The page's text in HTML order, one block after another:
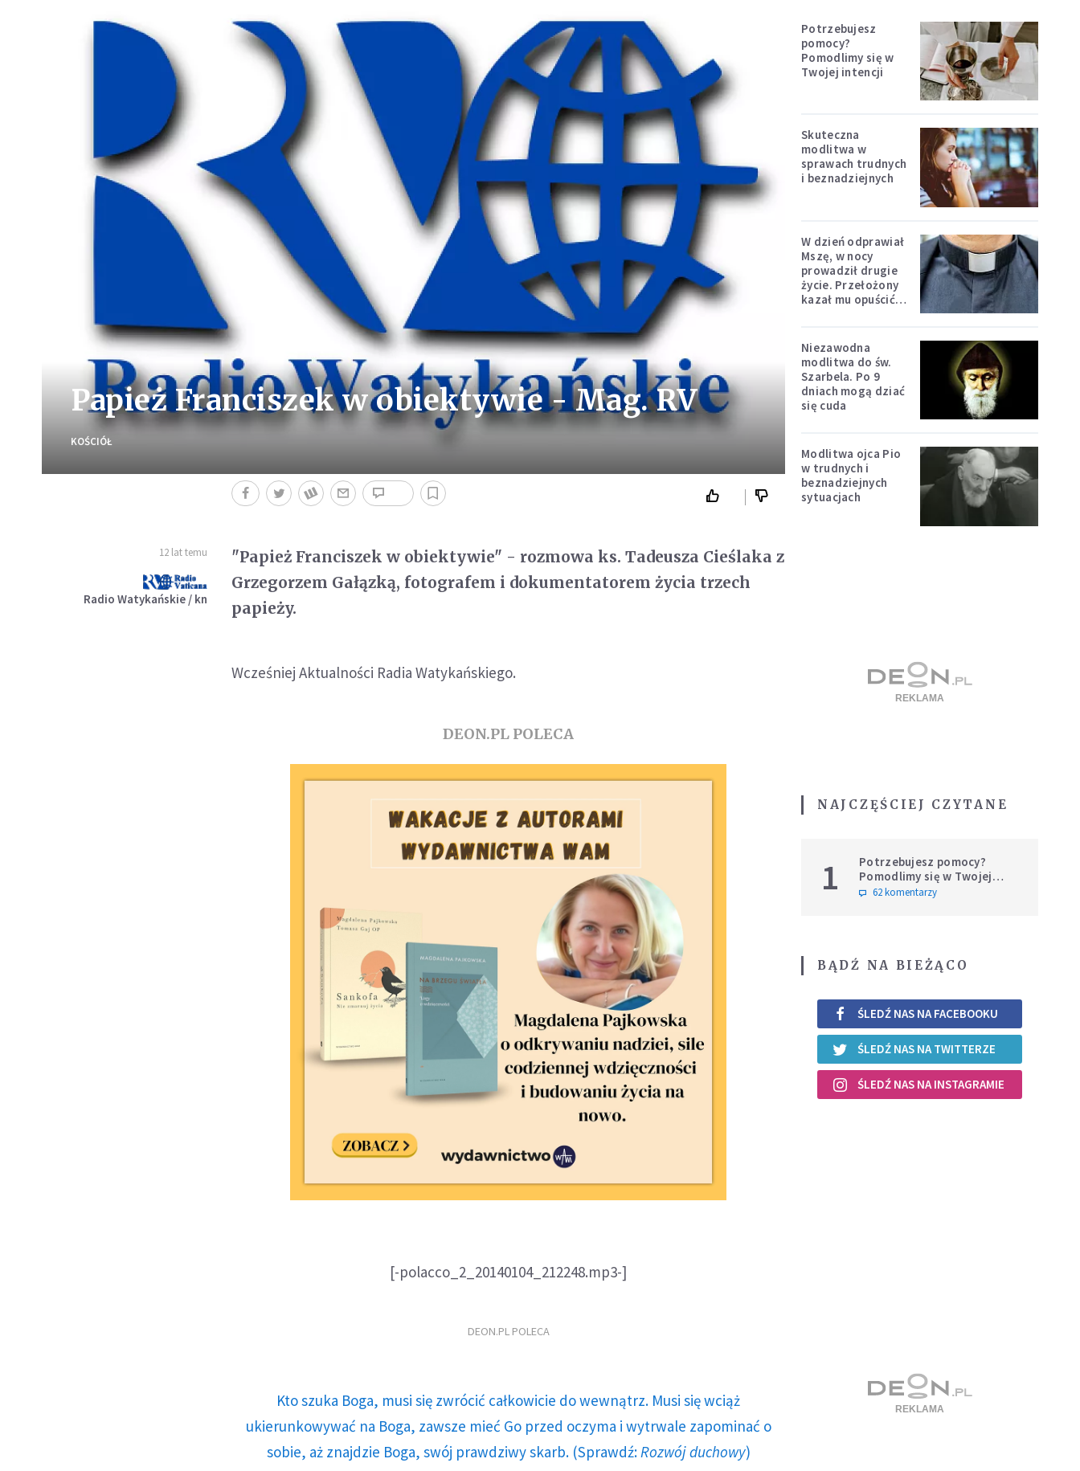
Papież Franciszek w obiektywie - Mag. RV
KOŚCIÓŁ
12 lat temu
Radio Watykańskie / kn
"Papież Franciszek w obiektywie" - rozmowa ks. Tadeusza Cieślaka z
Grzegorzem Gałązką, fotografem i dokumentatorem życia trzech
papieży.
Wcześniej Aktualności Radia Watykańskiego.
DEON.PL POLECA
[-polacco_2_20140104_212248.mp3-]
DEON.PL POLECA
Kto szuka Boga, musi się zwrócić całkowicie do wewnątrz. Musi się wciąż
ukierunkowywać na Boga, zawsze mieć Go przed oczyma i wytrwale zapominać o
sobie, aż znajdzie Boga, swój prawdziwy skarb. (Sprawdź: Rozwój duchowy)
Potrzebujesz
pomocy?
Pomodlimy się w
Twojej intencji
Skuteczna
modlitwa w
sprawach trudnych
i beznadziejnych
W dzień odprawiał
Mszę, w nocy
prowadził drugie
życie. Przełożony
kazał mu opuścić
Niezawodna
modlitwa do św.
Szarbela. Po 9
dniach mogą dziać
się cuda
Modlitwa ojca Pio
w trudnych i
beznadziejnych
sytuacjach
NAJCZĘŚCIEJ CZYTANE
1
Potrzebujesz pomocy?
Pomodlimy się w Twojej
intencji
62 komentarzy
BĄDŹ NA BIEŻĄCO
ŚLEDŹ NAS NA FACEBOOKU
ŚLEDŹ NAS NA TWITTERZE
ŚLEDŹ NAS NA INSTAGRAMIE